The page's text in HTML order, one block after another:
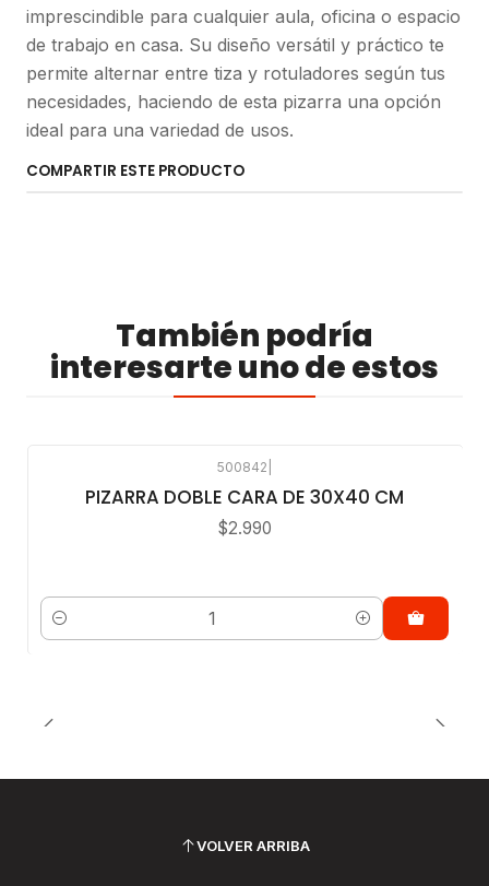
imprescindible para cualquier aula, oficina o espacio
de trabajo en casa. Su diseño versátil y práctico te
permite alternar entre tiza y rotuladores según tus
necesidades, haciendo de esta pizarra una opción
ideal para una variedad de usos.
COMPARTIR ESTE PRODUCTO
También podría
interesarte uno de estos
500842
PIZARRA DOBLE CARA DE 30X40 CM
$2.990
Cantidad
VOLVER ARRIBA